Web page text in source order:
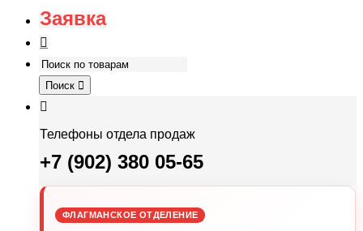
Заявка
Поиск
Телефоны отдела продаж
+7 (902) 380 05-65
ФЛАГМАНСКОЕ ОТДЕЛЕНИЕ